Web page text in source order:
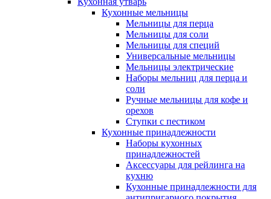
Кухонные мельницы
Мельницы для перца
Мельницы для соли
Мельницы для специй
Универсальные мельницы
Мельницы электрические
Наборы мельниц для перца и
соли
Ручные мельницы для кофе и
орехов
Ступки с пестиком
Кухонные принадлежности
Наборы кухонных
принадлежностей
Аксессуары для рейлинга на
кухню
Кухонные принадлежности для